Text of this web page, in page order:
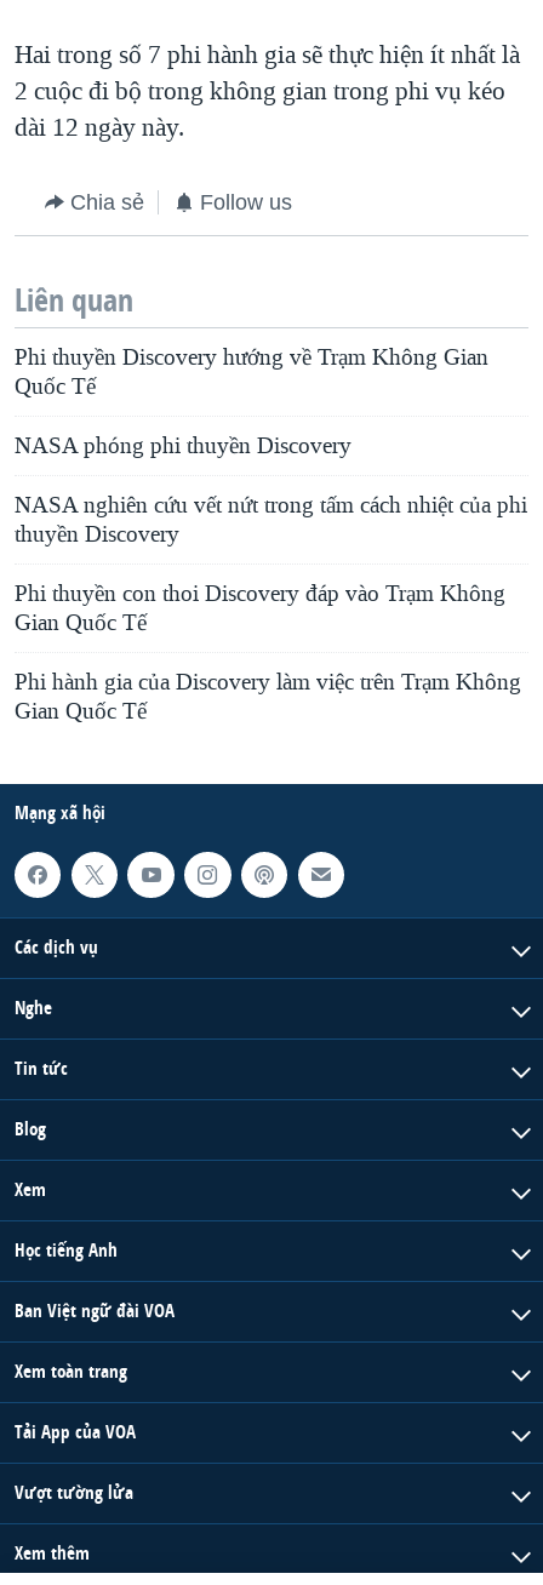
Hai trong số 7 phi hành gia sẽ thực hiện ít nhất là
2 cuộc đi bộ trong không gian trong phi vụ kéo
dài 12 ngày này.
Chia sẻ Follow us
Liên quan
Phi thuyền Discovery hướng về Trạm Không Gian
Quốc Tế
NASA phóng phi thuyền Discovery
NASA nghiên cứu vết nứt trong tấm cách nhiệt của phi
thuyền Discovery
Phi thuyền con thoi Discovery đáp vào Trạm Không
Gian Quốc Tế
Phi hành gia của Discovery làm việc trên Trạm Không
Gian Quốc Tế
Mạng xã hội
Các dịch vụ
Nghe
Tin tức
Blog
Xem
Học tiếng Anh
Ban Việt ngữ đài VOA
Xem toàn trang
Tải App của VOA
Vượt tường lửa
Xem thêm